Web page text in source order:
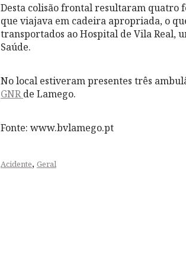
Desta colisão frontal resultaram quatro
que viajava em cadeira apropriada, o
transportados ao Hospital de Vila Real,
Saúde.
No local estiveram presentes três
GNRde Lamego.
Fonte: www.bvlamego.pt
Acidente, Geral